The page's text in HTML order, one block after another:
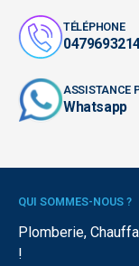
TÉLÉPHONE
ASSISTANCE
Whatsapp
QUI SOMMES-NOUS ?
Plomberie,
!